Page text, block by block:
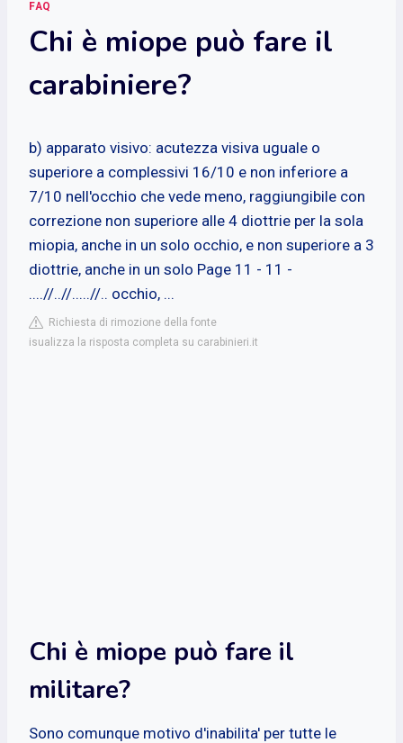
FAQ
Chi è miope può fare il
carabiniere?
b) apparato visivo: acutezza visiva uguale o
superiore a complessivi 16/10 e non inferiore a
7/10 nell'occhio che vede meno, raggiungibile con
correzione non superiore alle 4 diottrie per la sola
miopia, anche in un solo occhio, e non superiore a 3
diottrie, anche in un solo Page 11 - 11 -
....//..//.....//.. occhio, ...
Richiesta di rimozione della fonte
isualizza la risposta completa su carabinieri.it
Chi è miope può fare il
militare?
Sono comunque motivo d'inabilita' per tutte le